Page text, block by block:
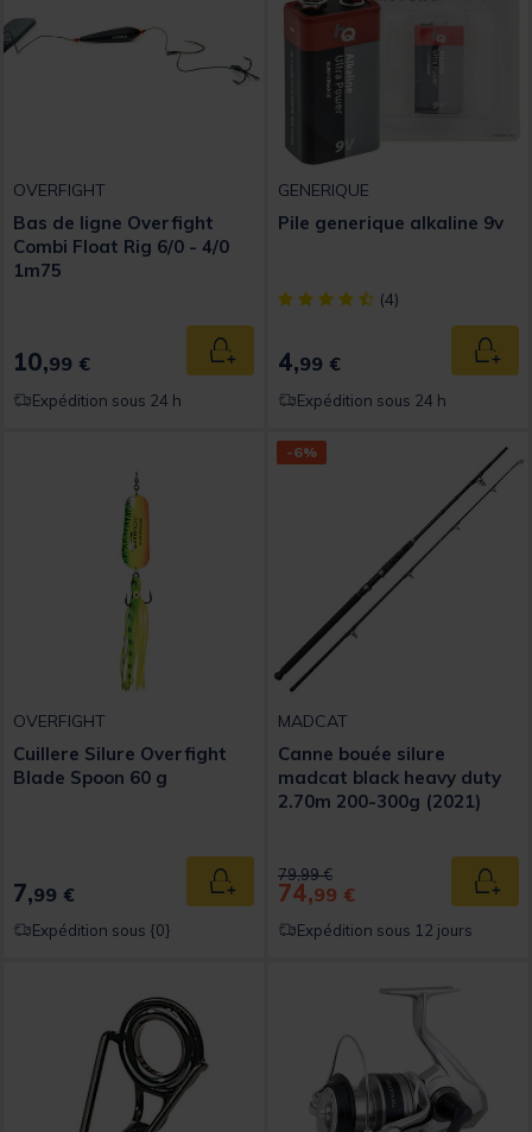
OVERFIGHT
Bas de ligne Overfight
Combi Float Rig 6/0 - 4/0
1m75
10,99 € Ajouter au panier
Expédition sous 24 h
GENERIQUE
Pile generique alkaline 9v
[object Object] out of 5
(4)
4,99 €
Expédition sous 24 h
OVERFIGHT
Cuillere Silure Overfight
Blade Spoon 60 g
7,99 € Ajouter au panier
Expédition sous {0}
-6%
MADCAT
Canne bouée silure
madcat black heavy duty
2.70m 200-300g (2021)
Price reduced from
79,99 €to
74,99 €
Expédition sous 12 jours